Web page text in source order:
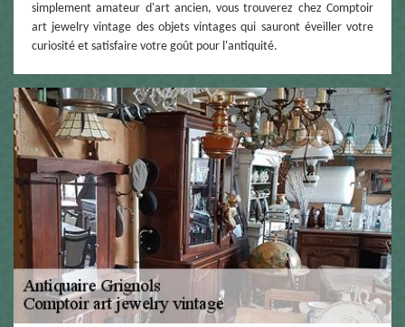
simplement amateur d'art ancien, vous trouverez chez Comptoir
art jewelry vintage des objets vintages qui sauront éveiller votre
curiosité et satisfaire votre goût pour l'antiquité.